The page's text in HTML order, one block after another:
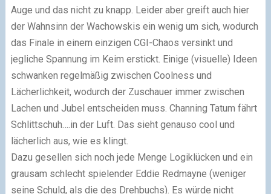
Auge und das nicht zu knapp. Leider aber greift auch hier
der Wahnsinn der Wachowskis ein wenig um sich, wodurch
das Finale in einem einzigen CGI-Chaos versinkt und
jegliche Spannung im Keim erstickt. Einige (visuelle) Ideen
schwanken regelmäßig zwischen Coolness und
Lächerlichkeit, wodurch der Zuschauer immer zwischen
Lachen und Jubel entscheiden muss. Channing Tatum fährt
Schlittschuh….in der Luft. Das sieht genauso cool und
lächerlich aus, wie es klingt.
Dazu gesellen sich noch jede Menge Logiklücken und ein
grausam schlecht spielender Eddie Redmayne (weniger
seine Schuld, als die des Drehbuchs). Es würde nicht